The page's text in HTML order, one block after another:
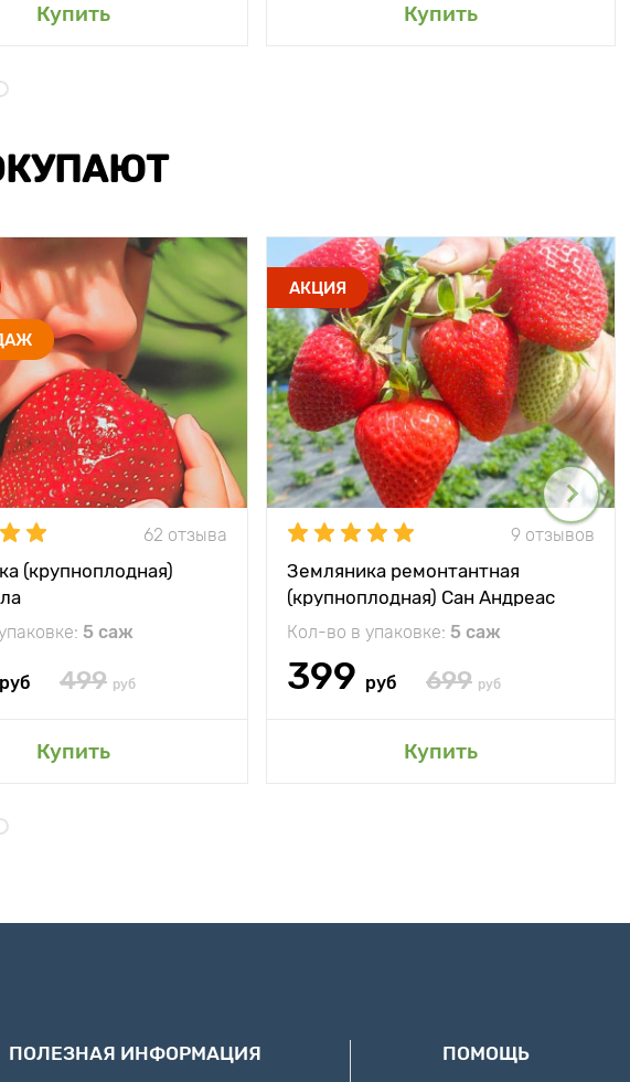
Купить Купить
62 отзыва
(крупноплодная)
5 саж
руб 499 руб
Купить
АКЦИЯ
9 отзывов
Земляника ремонтантная
(крупноплодная) Сан Андреас
Кол-во в упаковке: 5 саж
399 руб 699 руб
Купить
ПОЛЕЗНАЯ ИНФОРМАЦИЯ ПОМОЩЬ